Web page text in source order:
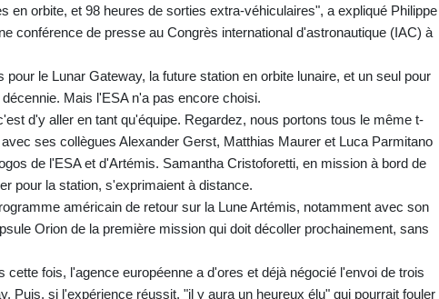
en orbite, et 98 heures de sorties extra-véhiculaires", a expliqué Philippe
conférence de presse au Congrès international d'astronautique (IAC) à
le Lunar Gateway, la future station en orbite lunaire, et un seul pour
Mais l'ESA n'a pas encore choisi.
d'y aller en tant qu'équipe. Regardez, nous portons tous le même t-
ses collègues Alexander Gerst, Matthias Maurer et Luca Parmitano
de l'ESA et d'Artémis. Samantha Cristoforetti, en mission à bord de
pour la station, s'exprimaient à distance.
américain de retour sur la Lune Artémis, notamment avec son
Orion de la première mission qui doit décoller prochainement, sans
fois, l'agence européenne a d'ores et déjà négocié l'envoi de trois
Puis, si l'expérience réussit, "il y aura un heureux élu" qui pourrait fouler